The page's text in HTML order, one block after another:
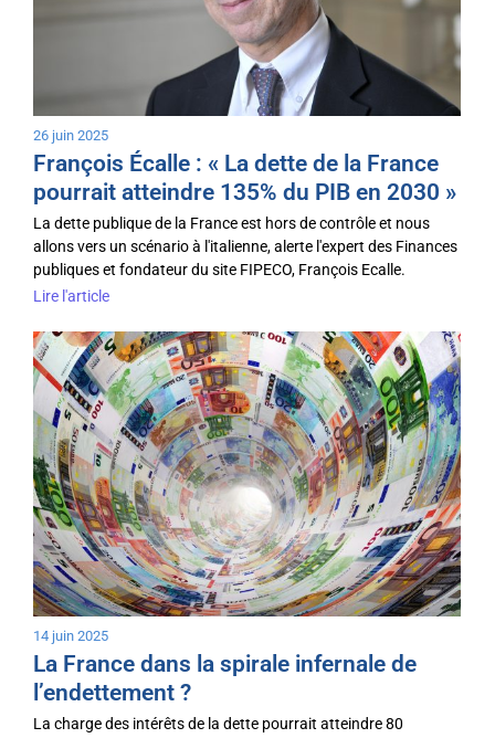
26 juin 2025
François Écalle : « La dette de la France
pourrait atteindre 135% du PIB en 2030 »
La dette publique de la France est hors de contrôle et nous
allons vers un scénario à l'italienne, alerte l'expert des Finances
publiques et fondateur du site FIPECO, François Ecalle.
Lire l'article
14 juin 2025
La France dans la spirale infernale de
l’endettement ?
La charge des intérêts de la dette pourrait atteindre 80